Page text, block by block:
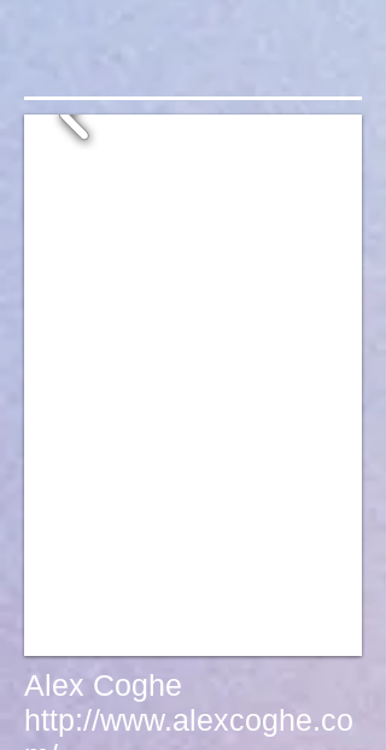
Alex Coghe
http://www.alexcoghe.co